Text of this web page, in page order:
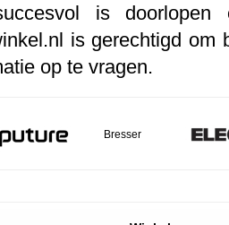
succesvol is
is gerechtigd om
op te vragen.
Bresser